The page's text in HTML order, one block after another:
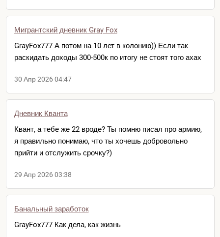
Мигрантский дневник Gray Fox
GrayFox777 А потом на 10 лет в колонию)) Если так
раскидать доходы 300-500к по итогу не стоят того ахах
30 Апр 2026 04:47
Дневник Кванта
Квант, а тебе же 22 вроде? Ты помню писал про армию,
я правильно понимаю, что ты хочешь добровольно
прийти и отслужить срочку?)
29 Апр 2026 03:38
Банальный заработок
GrayFox777 Как дела, как жизнь